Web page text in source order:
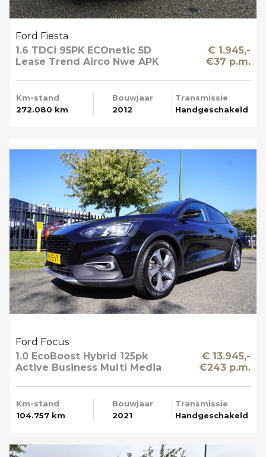
Ford Fiesta
1.6 TDCi 95PK ECOnetic 5D
Lease Trend Airco Nwe APK
€ 1.945,-
€37 p.m.
Km-stand
272.080 km
Bouwjaar
2012
Transmissie
Handgeschakeld
Ford Focus
1.0 EcoBoost Hybrid 125pk
Active Business Multi Media
€ 13.945,-
€243 p.m.
Km-stand
104.757 km
Bouwjaar
2021
Transmissie
Handgeschakeld